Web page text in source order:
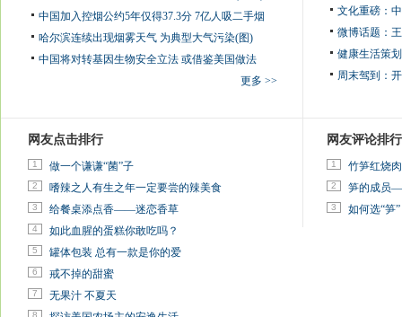
中国加入控烟公约5年仅得37.3分 7亿人吸二手烟
哈尔滨连续出现烟雾天气 为典型大气污染(图)
中国将对转基因生物安全立法 或借鉴美国做法
更多 >>
文化重磅：
微博话题：
健康生活策
周末驾到：
网友点击排行
1 做一个谦谦“菌”子
2 嗜辣之人有生之年一定要尝的辣美食
3 给餐桌添点香——迷恋香草
4 如此血腥的蛋糕你敢吃吗？
5 罐体包装 总有一款是你的爱
6 戒不掉的甜蜜
7 无果汁 不夏天
8
网友评论排行
1 竹笋红烧肉
2 笋的成员
3 如何选“笋”